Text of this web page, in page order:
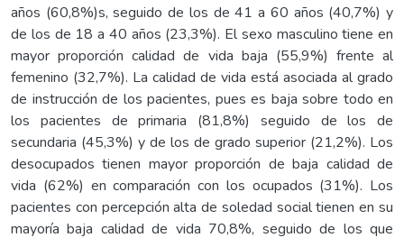
años (60,8%)s, seguido de los de 41 a 60 años (40,7%) y
de los de 18 a 40 años (23,3%). El sexo masculino tiene en
mayor proporción calidad de vida baja (55,9%) frente al
femenino (32,7%). La calidad de vida está asociada al grado
de instrucción de los pacientes, pues es baja sobre todo en
los pacientes de primaria (81,8%) seguido de los de
secundaria (45,3%) y de los de grado superior (21,2%). Los
desocupados tienen mayor proporción de baja calidad de
vida (62%) en comparación con los ocupados (31%). Los
pacientes con percepción alta de soledad social tienen en su
mayoría baja calidad de vida 70,8%, seguido de los que